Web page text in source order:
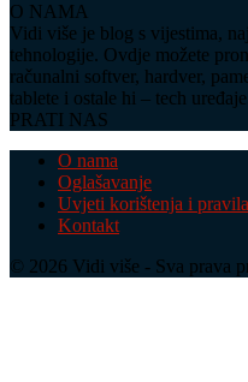
O NAMA
Vidi više je blog s vijestima,
tehnologije. Ovdje možete
računalni softver, hardver,
tablete i ostale hi – tech
PRATI NAS
O nama
Oglašavanje
Uvjeti korištenja i
Kontakt
© 2026 Vidi više - Sva prava